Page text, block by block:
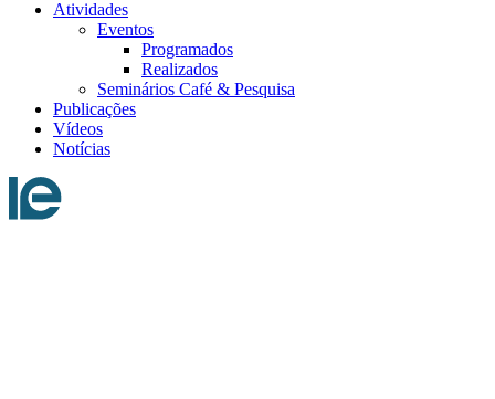
Atividades
Eventos
Programados
Realizados
Seminários Café & Pesquisa
Publicações
Vídeos
Notícias